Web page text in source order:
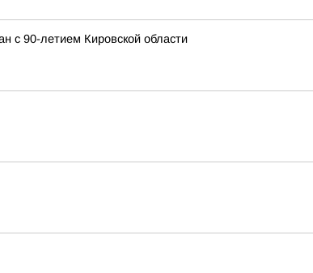
с 90-летием Кировской области